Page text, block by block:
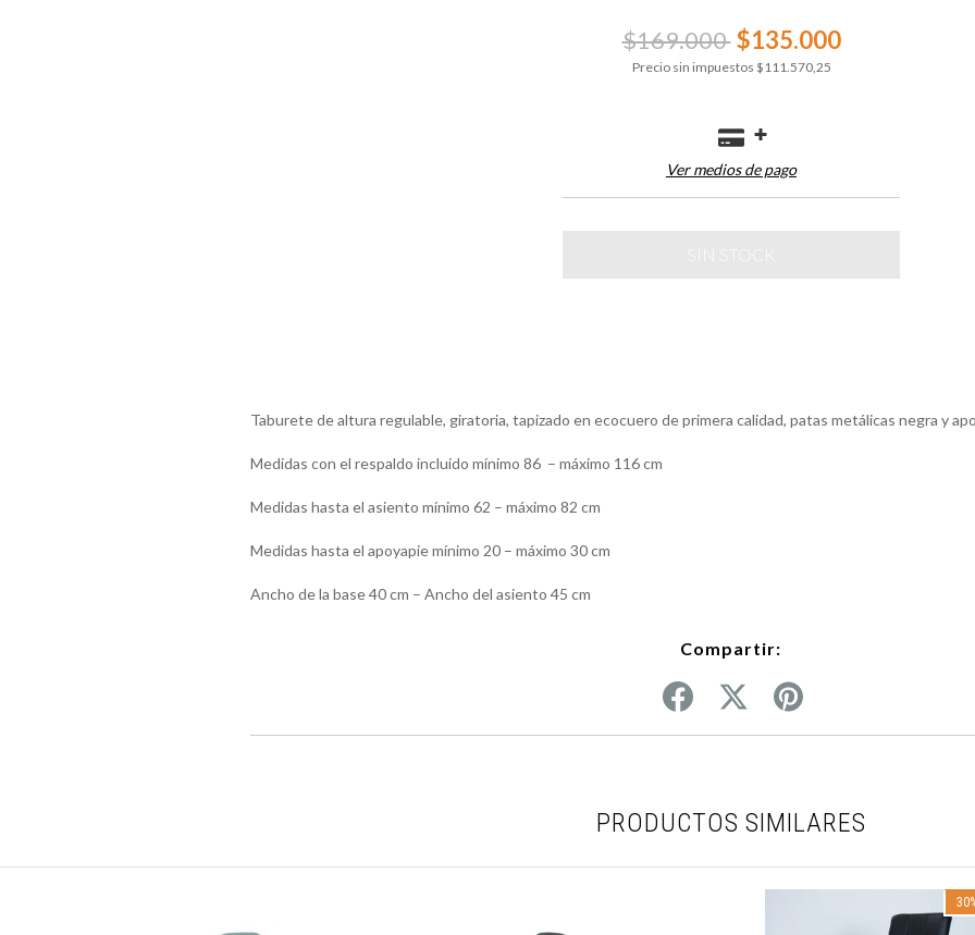
$169.000 $135.000
Precio sin impuestos $111.570,25
Ver medios de pago
Taburete de altura regulable, giratoria, tapizado en ecocuero de primera calidad, patas metálicas negra y
Medidas con el respaldo incluido mínimo 86 – máximo 116 cm
Medidas hasta el asiento mínimo 62 – máximo 82 cm
Medidas hasta el apoyapie mínimo 20 – máximo 30 cm
Ancho de la base 40 cm – Ancho del asiento 45 cm
Compartir:
PRODUCTOS SIMILARES
30